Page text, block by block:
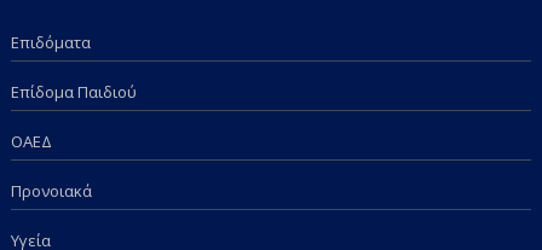
Επιδόματα
Επίδομα Παιδιού
ΟΑΕΔ
Προνοιακά
Υγεία